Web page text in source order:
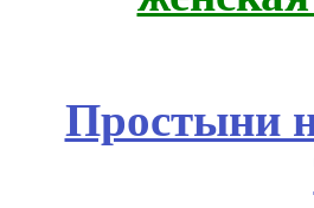
Простыни